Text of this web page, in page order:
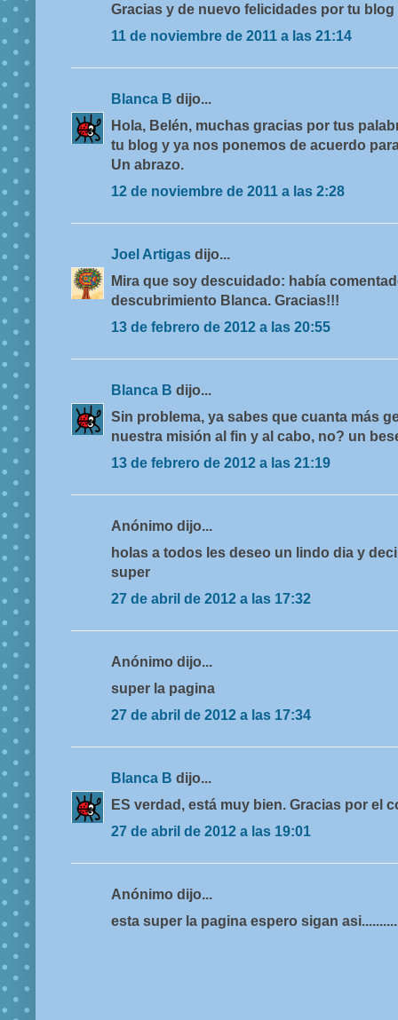
Gracias y de nuevo felicidades por tu blog
11 de noviembre de 2011 a las 21:14
Blanca B dijo...
Hola, Belén, muchas gracias por tus
tu blog y ya nos ponemos de acuerdo
Un abrazo.
12 de noviembre de 2011 a las 2:28
Joel Artigas dijo...
Mira que soy descuidado: había
descubrimiento Blanca. Gracias!!!
13 de febrero de 2012 a las 20:55
Blanca B dijo...
Sin problema, ya sabes que cuanta más
nuestra misión al fin y al cabo, no? un
13 de febrero de 2012 a las 21:19
Anónimo dijo...
holas a todos les deseo un lindo dia y
super
27 de abril de 2012 a las 17:32
Anónimo dijo...
super la pagina
27 de abril de 2012 a las 17:34
Blanca B dijo...
ES verdad, está muy bien. Gracias por el
27 de abril de 2012 a las 19:01
Anónimo dijo...
esta super la pagina espero sigan